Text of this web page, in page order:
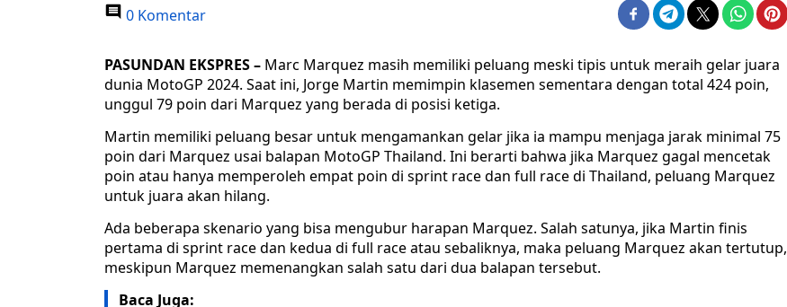
0 Komentar
PASUNDAN EKSPRES – Marc Marquez masih memiliki peluang meski tipis untuk meraih gelar juara
dunia MotoGP 2024. Saat ini, Jorge Martin memimpin klasemen sementara dengan total 424 poin,
unggul 79 poin dari Marquez yang berada di posisi ketiga.
Martin memiliki peluang besar untuk mengamankan gelar jika ia mampu menjaga jarak minimal 75
poin dari Marquez usai balapan MotoGP Thailand. Ini berarti bahwa jika Marquez gagal mencetak
poin atau hanya memperoleh empat poin di sprint race dan full race di Thailand, peluang Marquez
untuk juara akan hilang.
Ada beberapa skenario yang bisa mengubur harapan Marquez. Salah satunya, jika Martin finis
pertama di sprint race dan kedua di full race atau sebaliknya, maka peluang Marquez akan tertutup,
meskipun Marquez memenangkan salah satu dari dua balapan tersebut.
Baca Juga: